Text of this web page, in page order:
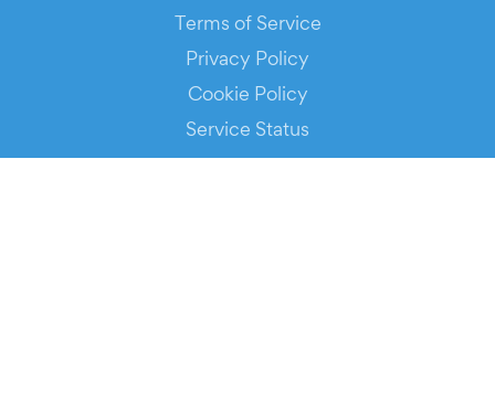
Terms of Service
Privacy Policy
Cookie Policy
Service Status